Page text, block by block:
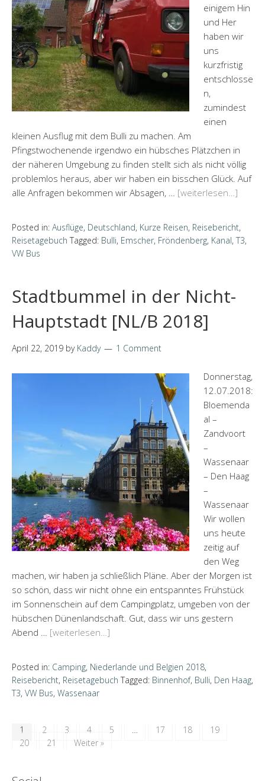
einigem Hin
und Her
haben wir
uns
kurzfristig
entschlosse
n,
zumindest
einen
kleinen Ausflug mit dem Bulli zu machen. Am
Pfingstwochenende irgendwo ein hübsches Plätzchen in
der näheren Umgebung zu finden stellt sich als nicht völlig
problemlos heraus, aber wir haben ein bisschen Glück. Auf
alle Anfragen bekommen wir Absagen, … [weiterlesen…]
Posted in: Ausflüge, Deutschland, Kurze Reisen, Reisebericht,
Reisetagebuch Tagged: Bulli, Emscher, Fröndenberg, Kanal, T3,
VW Bus
Stadtbummel in der Nicht-
Hauptstadt [NL/B 2018]
April 22, 2019 by Kaddy 1 Comment
Donnerstag,
12.07.2018:
Bloemenda
al –
Zandvoort
–
Wassenaar
– Den Haag
–
Wassenaar
Wir wollen
uns heute
zeitig auf
den Weg
machen, wir haben ja schließlich Pläne. Aber der Morgen ist
so schön, dass wir nicht ohne ein entspanntes Frühstück
im Sonnenschein auf dem Campingplatz, umgeben von der
hübschen Dünenlandschaft. Gut, dass wir uns gestern
Abend … [weiterlesen…]
Posted in: Camping, Niederlande und Belgien 2018,
Reisebericht, Reisetagebuch Tagged: Binnenhof, Bulli, Den Haag,
T3, VW Bus, Wassenaar
1 2 3 4 5 … 17 18
19
20
21 Weiter »